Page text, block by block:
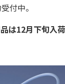
付中。
は12月下旬入